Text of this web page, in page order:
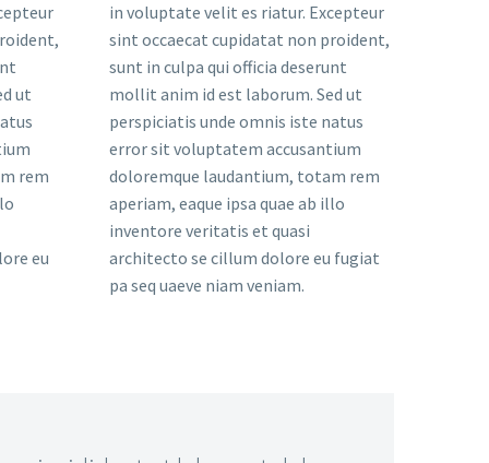
ut
rem
eu
in voluptate velit es riatur. Excepteur
sint occaecat cupidatat non proident,
sunt in culpa qui officia deserunt
mollit anim id est laborum. Sed ut
perspiciatis unde omnis iste natus
error sit voluptatem accusantium
doloremque laudantium, totam rem
aperiam, eaque ipsa quae ab illo
inventore veritatis et quasi
architecto se cillum dolore eu fugiat
pa seq uaeve niam veniam.